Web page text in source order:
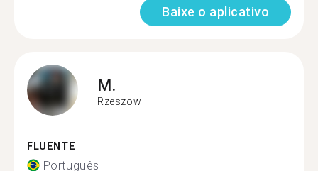
Baixe o aplicativo
M.
Rzeszow
FLUENTE
Português